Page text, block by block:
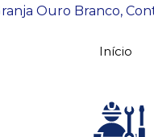
Ouro Branco,
Início